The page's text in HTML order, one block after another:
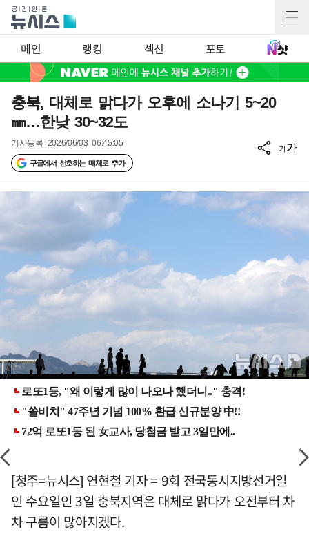
메인 랭킹 섹션 포토
충북, 대체로 맑다가 오후에 소나기 5~20
㎜…한낮 30~32도
기사등록 2026/06/03 06:45:05
구글에서 선호하는 매체로 추가
가가
[청주=뉴시스] 연현철 기자 = 9회 전국동시지방선거일
인 수요일인 3일 충북지역은 대체로 맑다가 오전부터 차
차 구름이 많아지겠다.